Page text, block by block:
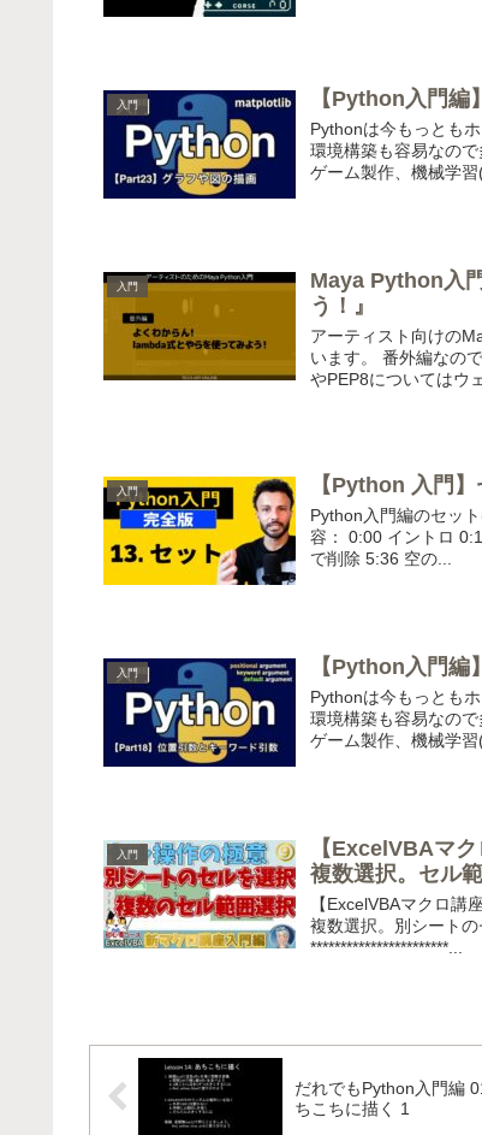
入門 【Python入門編
Pythonは今もっとも
環境構築も容易なの
ゲーム製作、機械学習
入門
Maya Python入
う！』
アーティスト向けの
います。 番外編なの
やPEP8についてはウ
入門 【Python 入門
Python入門編のセッ
容： 0:00 イントロ
で削除 5:36 空の...
入門 【Python入門編
Pythonは今もっとも
環境構築も容易なの
ゲーム製作、機械学習
入門
【ExcelVBAマ
複数選択。セル
【ExcelVBAマクロ
複数選択。別シート
***********************...
だれでもPython入門編
ちこちに描く 1